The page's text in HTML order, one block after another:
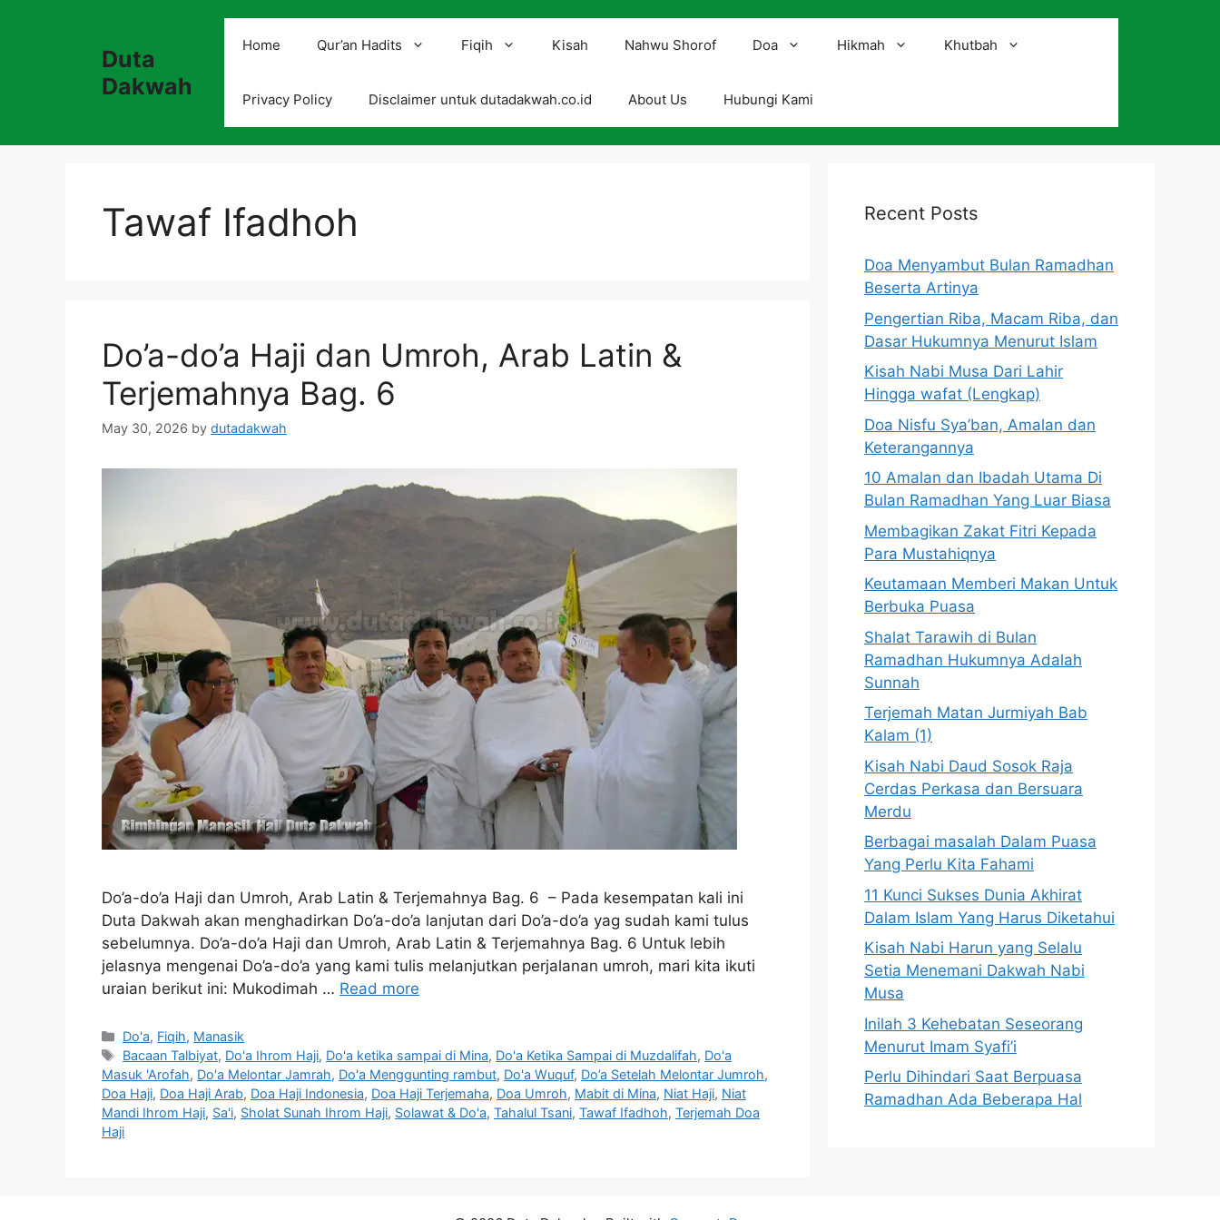
Duta
Dakwah
Home Qur’an Hadits Fiqih Kisah Nahwu Shorof Doa Hikmah Khutbah
Privacy Policy Disclaimer untuk dutadakwah.co.id About Us Hubungi Kami
Tawaf Ifadhoh
Do’a-do’a Haji dan Umroh, Arab Latin &
Terjemahnya Bag. 6
May 30, 2026 by dutadakwah
Do’a-do’a Haji dan Umroh, Arab Latin & Terjemahnya Bag. 6 – Pada kesempatan kali ini
Duta Dakwah akan menghadirkan Do’a-do’a lanjutan dari Do’a-do’a yag sudah kami tulus
sebelumnya. Do’a-do’a Haji dan Umroh, Arab Latin & Terjemahnya Bag. 6 Untuk lebih
jelasnya mengenai Do’a-do’a yang kami tulis melanjutkan perjalanan umroh, mari kita ikuti
uraian berikut ini: Mukodimah … Read more
Categories
Do'a, Fiqih, Manasik
Tags
Bacaan Talbiyat, Do'a Ihrom Haji, Do'a ketika sampai di Mina, Do'a Ketika Sampai di Muzdalifah, Do'a
Masuk 'Arofah, Do'a Melontar Jamrah, Do'a Menggunting rambut, Do'a Wuquf, Do’a Setelah Melontar Jumroh,
Doa Haji, Doa Haji Arab, Doa Haji Indonesia, Doa Haji Terjemaha, Doa Umroh, Mabit di Mina, Niat Haji, Niat
Mandi Ihrom Haji, Sa'i, Sholat Sunah Ihrom Haji, Solawat & Do'a, Tahalul Tsani, Tawaf Ifadhoh, Terjemah Doa
Haji
Recent Posts
Doa Menyambut Bulan Ramadhan
Beserta Artinya
Pengertian Riba, Macam Riba, dan
Dasar Hukumnya Menurut Islam
Kisah Nabi Musa Dari Lahir
Hingga wafat (Lengkap)
Doa Nisfu Sya’ban, Amalan dan
Keterangannya
10 Amalan dan Ibadah Utama Di
Bulan Ramadhan Yang Luar Biasa
Membagikan Zakat Fitri Kepada
Para Mustahiqnya
Keutamaan Memberi Makan Untuk
Berbuka Puasa
Shalat Tarawih di Bulan
Ramadhan Hukumnya Adalah
Sunnah
Terjemah Matan Jurmiyah Bab
Kalam (1)
Kisah Nabi Daud Sosok Raja
Cerdas Perkasa dan Bersuara
Merdu
Berbagai masalah Dalam Puasa
Yang Perlu Kita Fahami
11 Kunci Sukses Dunia Akhirat
Dalam Islam Yang Harus Diketahui
Kisah Nabi Harun yang Selalu
Setia Menemani Dakwah Nabi
Musa
Inilah 3 Kehebatan Seseorang
Menurut Imam Syafi’i
Perlu Dihindari Saat Berpuasa
Ramadhan Ada Beberapa Hal